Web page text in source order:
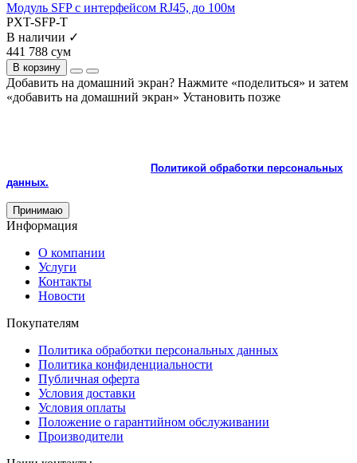
Модуль SFP с интерфейсом RJ45, до 100м
PXT-SFP-T
В наличии ✓
441 788 сум
В корзину
Добавить на домашний экран? Нажмите «поделиться» и затем
«добавить на домашний экран» Установить позже
Политикой обработки персональных
данных.
Принимаю
Информация
О компании
Услуги
Контакты
Новости
Покупателям
Политика обработки персональных данных
Политика конфиденциальности
Публичная оферта
Условия доставки
Условия оплаты
Положение о гарантийном обслуживании
Производители